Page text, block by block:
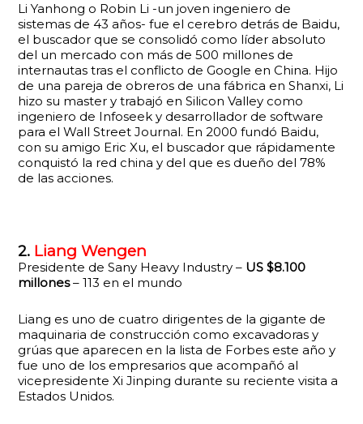
Li Yanhong o Robin Li -un joven ingeniero de
sistemas de 43 años- fue el cerebro detrás de Baidu,
el buscador que se consolidó como líder absoluto
del un mercado con más de 500 millones de
internautas tras el conflicto de Google en China. Hijo
de una pareja de obreros de una fábrica en Shanxi, Li
hizo su master y trabajó en Silicon Valley como
ingeniero de Infoseek y desarrollador de software
para el Wall Street Journal. En 2000 fundó Baidu,
con su amigo Eric Xu, el buscador que rápidamente
conquistó la red china y del que es dueño del 78%
de las acciones.
2. Liang Wengen
Presidente de Sany Heavy Industry – US $8.100
millones– 113 en el mundo
Liang es uno de cuatro dirigentes de la gigante de
maquinaria de construcción como excavadoras y
grúas que aparecen en la lista de Forbes este año y
fue uno de los empresarios que acompañó al
vicepresidente Xi Jinping durante su reciente visita a
Estados Unidos.